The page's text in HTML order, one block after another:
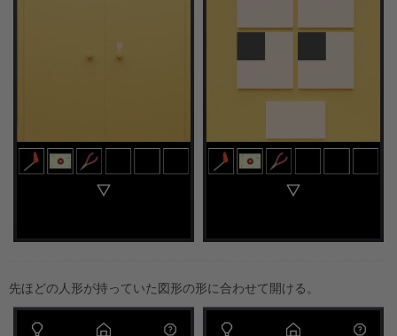
先ほどの人形が持っていた図形の形に合わせて開ける。